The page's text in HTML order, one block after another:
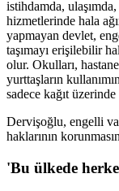
istihdamda,
hizmetlerinde hala
yapmayan devlet,
taşımayı erişilebilir
olur. Okulları,
yurttaşların
sadece kağıt
Dervişoğlu, engelli
haklarının
'Bu ülkede